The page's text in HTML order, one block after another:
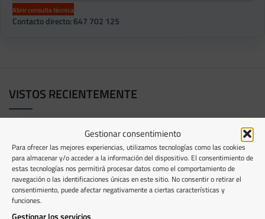
Gestionar consentimiento
Para ofrecer las mejores experiencias, utilizamos tecnologías como las cookies
para almacenar y/o acceder a la información del dispositivo. El consentimiento de
estas tecnologías nos permitirá procesar datos como el comportamiento de
navegación o las identificaciones únicas en este sitio. No consentir o retirar el
consentimiento, puede afectar negativamente a ciertas características y
funciones.
Gestionar los servicios
Abrir consulta técnica
Contacto directo: 647 702 125
VISTOS RECIENTEMENTE
PRODUCTOS RELACIONADOS